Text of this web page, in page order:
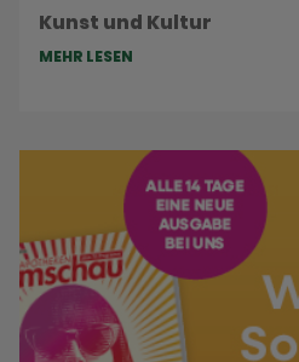
Kunst und Kultur
MEHR LESEN